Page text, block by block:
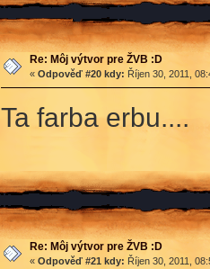
Re: Môj výtvor pre ŽVB :D
« Odpověď #20 kdy: Říjen 30, 2011,
Ta farba erbu....
Re: Môj výtvor pre ŽVB :D
« Odpověď #21 kdy: Říjen 30, 2011,